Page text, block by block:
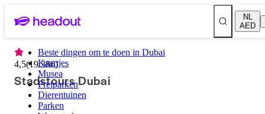
NL
AED
Beste dingen om te doen in Dubai
Kaartjes
Musea
Pretparken
Dierentuinen
Parken
4,5(19.386)
Stadstours Dubai